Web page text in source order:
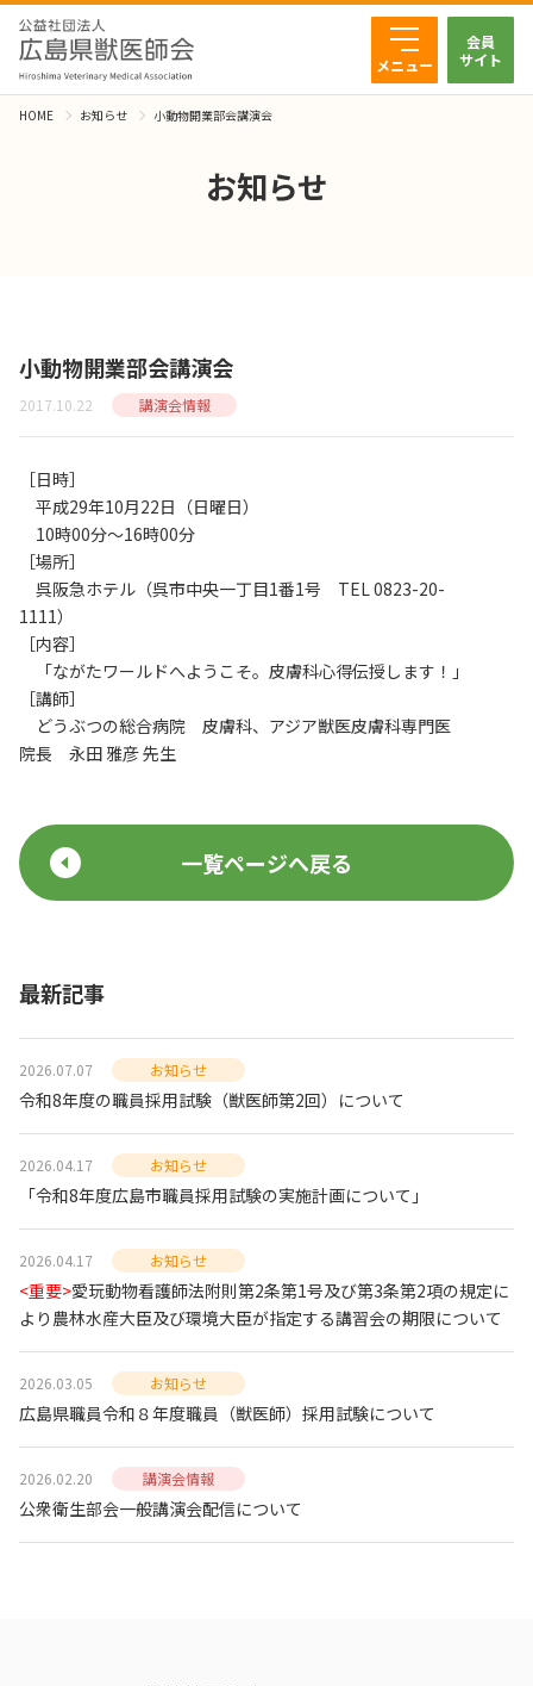
メニュー
会員
サイト
HOME お知らせ 小動物開業部会講演会
お知らせ
小動物開業部会講演会
2017.10.22 講演会情報
［日時］
平成29年10月22日（日曜日）
10時00分～16時00分
［場所］
呉阪急ホテル（呉市中央一丁目1番1号 TEL 0823-20-
1111）
［内容］
「ながたワールドへようこそ。皮膚科心得伝授します！」
［講師］
どうぶつの総合病院 皮膚科、アジア獣医皮膚科専門医
院長 永田 雅彦 先生
一覧ページへ戻る
最新記事
2026.07.07 お知らせ
令和8年度の職員採用試験（獣医師第2回）について
2026.04.17 お知らせ
「令和8年度広島市職員採用試験の実施計画について」
2026.04.17 お知らせ
<重要>愛玩動物看護師法附則第2条第1号及び第3条第2項の規定に
より農林水産大臣及び環境大臣が指定する講習会の期限について
2026.03.05 お知らせ
広島県職員令和８年度職員（獣医師）採用試験について
2026.02.20 講演会情報
公衆衛生部会一般講演会配信について